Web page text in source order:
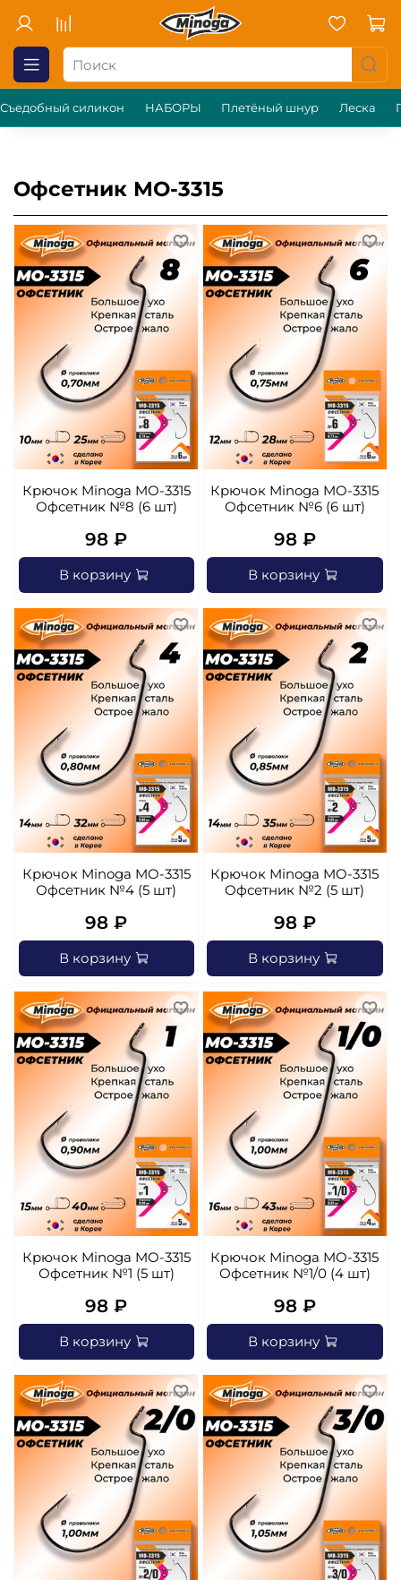
Съедобный силикон НАБОРЫ Плетёный шнур Леска
Офсетник MO-3315
Крючок Minoga MO-3315
Офсетник №8 (6 шт)
98 ₽
В корзину
Крючок Minoga MO-3315
Офсетник №6 (6 шт)
98 ₽
В корзину
Крючок Minoga MO-3315
Офсетник №4 (5 шт)
98 ₽
В корзину
Крючок Minoga MO-3315
Офсетник №2 (5 шт)
98 ₽
В корзину
Крючок Minoga MO-3315
Офсетник №1 (5 шт)
98 ₽
В корзину
Крючок Minoga MO-3315
Офсетник №1/0 (4 шт)
98 ₽
В корзину